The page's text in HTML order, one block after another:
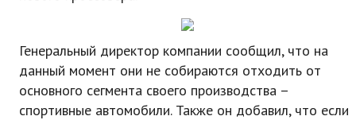
Генеральный директор компании сообщил, что на
данный момент они не собираются отходить от
основного сегмента своего производства –
спортивные автомобили. Также он добавил, что если